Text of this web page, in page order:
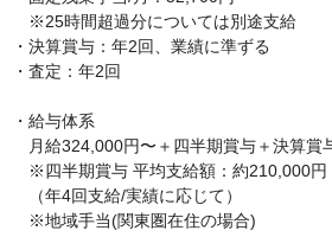
※25時間超過分については別途支給
・決算賞与：年2回、業績に準ずる
・査定：年2回
・給与体系
月給324,000円〜＋四半期賞与＋決算賞
※四半期賞与 平均支給額：約210,000円
（年4回支給/実績に応じて）
※地域手当(関東圏在住の場合)